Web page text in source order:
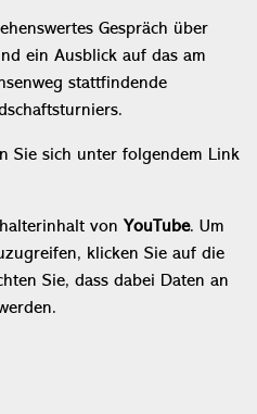
Gespräch über
ein Ausblick auf das am
stattfindende
Sie sich unter folgendem Link
von YouTube. Um
klicken Sie auf die
Sie, dass dabei Daten an